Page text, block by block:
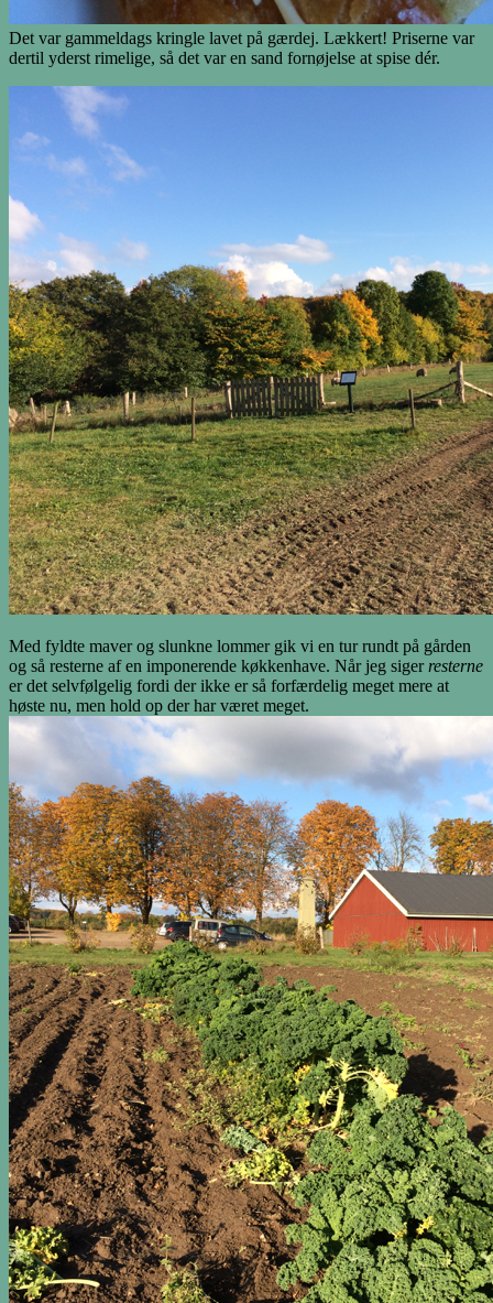
Det var gammeldags kringle lavet på gærdej. Lækkert! Priserne var
dertil yderst rimelige, så det var en sand fornøjelse at spise dér.
Med fyldte maver og slunkne lommer gik vi en tur rundt på gården
og så resterne af en imponerende køkkenhave. Når jeg siger resterne
er det selvfølgelig fordi der ikke er så forfærdelig meget mere at
høste nu, men hold op der har været meget.